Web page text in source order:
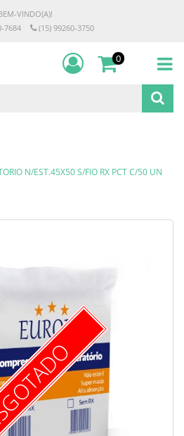
VINDO(A)!
7684
(15) 99260-3750
0
N/EST.45X50 S/FIO RX PCT C/50 UN